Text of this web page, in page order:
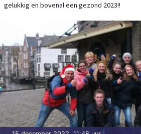
gelukkig en bovenal een gezond 2023!!